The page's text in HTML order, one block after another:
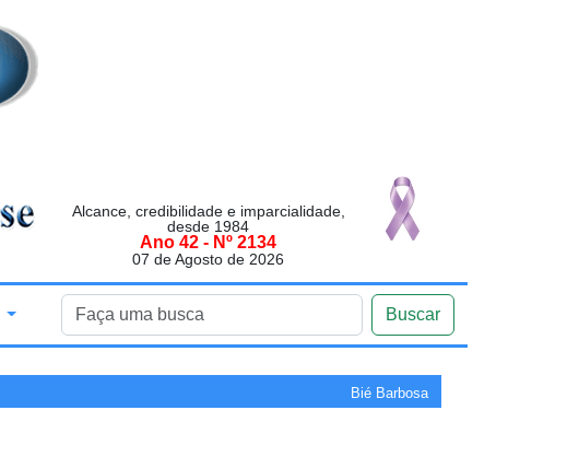
Alcance, credibilidade e imparcialidade,
desde 1984
Ano 42 - Nº 2134
07 de Agosto de 2026
Buscar
Bié Barbosa